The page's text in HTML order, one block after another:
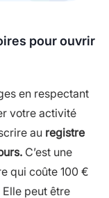
pour ouvrir
en respectant
votre activité
au registre
C’est une
qui coûte 100 €
peut être